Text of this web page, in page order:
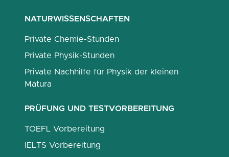
NATURWISSENSCHAFTEN
Private Chemie-Stunden
Private Physik-Stunden
Private Nachhilfe für Physik der kleinen
Matura
PRÜFUNG UND TESTVORBEREITUNG
TOEFL Vorbereitung
IELTS Vorbereitung